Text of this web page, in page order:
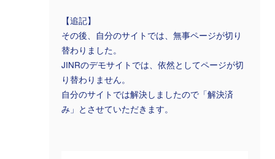
【追記】
その後、自分のサイトでは、無事ページが切り
替わりました。
JINRのデモサイトでは、依然としてページが切
り替わりません。
自分のサイトでは解決しましたので「解決済
み」とさせていただきます。